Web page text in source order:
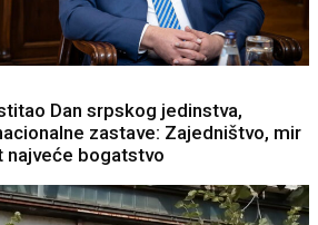
Dan srpskog jedinstva,
zastave: Zajedništvo, mir
najveće bogatstvo